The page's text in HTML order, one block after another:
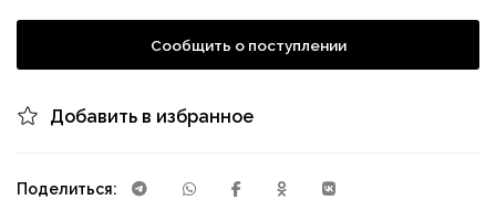
Сообщить о поступлении
Добавить в избранное
Поделиться: